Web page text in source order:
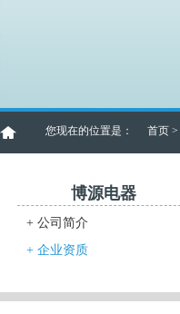
您现在的位置是： 首页 >
博源电器
+公司简介
+企业资质